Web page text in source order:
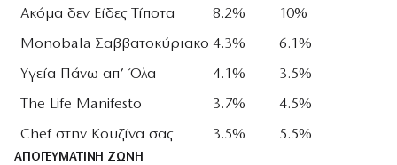
Ακόμα δεν Είδες Τίποτα
8.2%
10%
Monobala Σαββατοκύριακο 4.3%
6.1%
Υγεία Πάνω απ’ Όλα
4.1%
3.5%
The Life Manifesto
3.7%
4.5%
Chef στην Κουζίνα σας
3.5% 5.5%
ΑΠΟΓΕΥΜΑΤΙΝΗ ΖΩΝΗ